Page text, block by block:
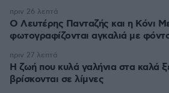
Ο Λευτέρης Πανταζής και η Κόνι
φωτογραφίζονται αγκαλιά με
πριν 26 λεπτά
Η ζωή που κυλά γαλήνια στα καλά
βρίσκονται σε λίμνες
πριν 27 λεπτά